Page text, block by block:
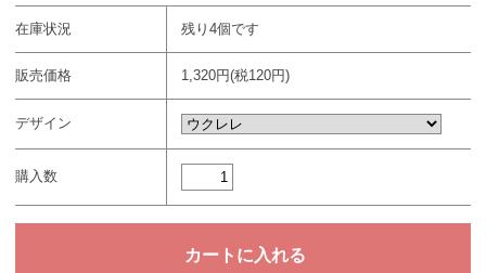
在庫状況 残り4個です
販売価格 1,320円(税120円)
デザイン
購入数